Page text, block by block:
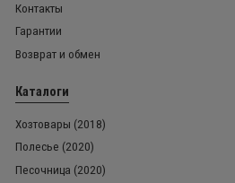
Контакты
Гарантии
Возврат и обмен
Каталоги
Хозтовары (2018)
Полесье (2020)
Песочница (2020)